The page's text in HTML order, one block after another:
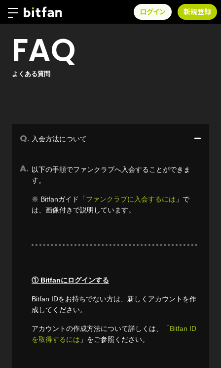
ログイン 新規登録
FAQ
よくある質問
入会方法について
以下の手順でファンクラブへ入会することができま
す。
※ Bitfanガイド「ファンクラブに入会するには 」で
は、画像付きで説明しています。
① Bitfanにログインする
Bitfan IDをお持ちでない方は、新しくアカウントを作
成してください。
アカウントの作成方法について詳しくは、「Bitfan ID
を取得するには 」をご参照ください。